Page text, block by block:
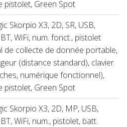
pistolet, Green Spot
Skorpio X3, 2D, SR, USB,
WiFi, num. fonct., pistolet
de collecte de donnée portable,
(distance standard), clavier
numérique fonctionnel),
pistolet, Green Spot
Skorpio X3, 2D, MP, USB,
WiFi, num., pistolet, batt.